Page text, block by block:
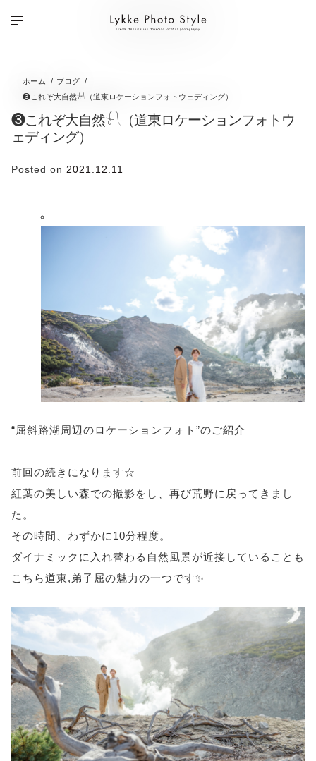
ホーム
ブログ
❸これぞ大自然𓍯（道東ロケーションフォトウェディング）
❸これぞ大自然𓍯（道東ロケーションフォトウ
ェディング）
Posted on 2021.12.11
“屈斜路湖周辺のロケーションフォト”のご紹介
前回の続きになります☆
紅葉の美しい森での撮影をし、再び荒野に戻ってきまし
た。
その時間、わずかに10分程度。
ダイナミックに入れ替わる自然風景が近接していることも
こちら道東,弟子屈の魅力の一つです✨